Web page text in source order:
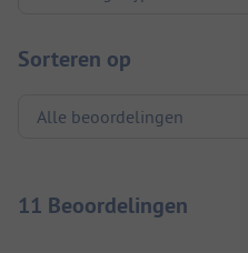
Sorteren op
11 Beoordelingen